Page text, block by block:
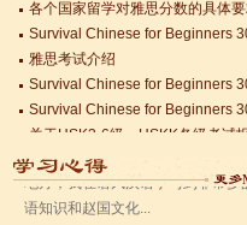
Survival Chinese for Beginners
雅思考试介绍
Survival Chinese for Beginners
Survival Chinese for Beginners
关于HSK3-6级，HSKK各级考试
Changzhou HSK TEST
语风汉语无锡校 Zack
我叫Zack,我是法国人，无锡语风
心是一个学习中国文化和对外汉语
地方，我在语风汉语学习到非常多
语知识和赵国文化...